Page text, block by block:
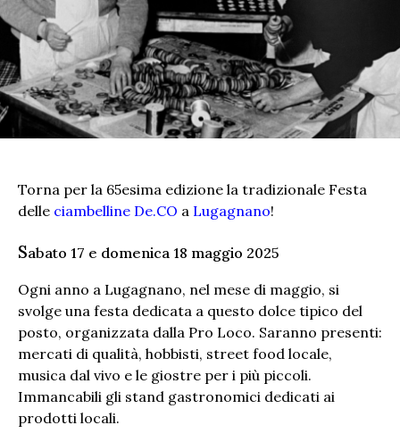
Torna per la 65esima edizione la tradizionale Festa
delle ciambelline De.CO a Lugagnano!
Sabato 17 e domenica 18 maggio 2025
Ogni anno a Lugagnano, nel mese di maggio, si
svolge una festa dedicata a questo dolce tipico del
posto, organizzata dalla Pro Loco. Saranno presenti:
mercati di qualità, hobbisti, street food locale,
musica dal vivo e le giostre per i più piccoli.
Immancabili gli stand gastronomici dedicati ai
prodotti locali.